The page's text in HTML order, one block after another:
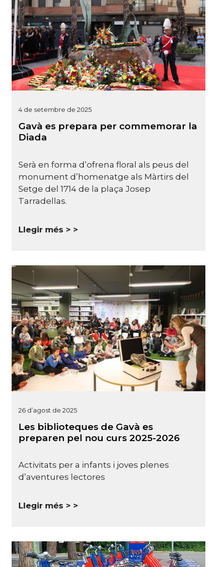
4 de setembre de 2025
Gavà es prepara per commemorar la
Diada
Serà en forma d’ofrena floral als peus del
monument d’homenatge als Màrtirs del
Setge del 1714 de la plaça Josep
Tarradellas.
Llegir més >
26 d’agost de 2025
Les biblioteques de Gavà es
preparen pel nou curs 2025-2026
Activitats per a infants i joves plenes
d’aventures lectores
Llegir més >